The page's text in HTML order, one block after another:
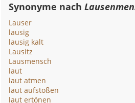
Synonyme nach
Lauser
lausig
lausig kalt
Lausitz
Lausmensch
laut
laut atmen
laut aufstoßen
laut ertönen